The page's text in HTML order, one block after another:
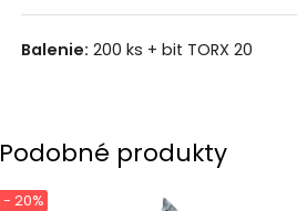
Balenie: 200 ks + bit TORX 20
Podobné produkty
- 20%